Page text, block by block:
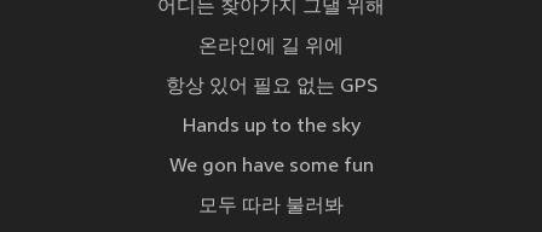
어디든 찾아가지 그댈 위해
온라인에 길 위에
항상 있어 필요 없는 GPS
Hands up to the sky
We gon have some fun
모두 따라 불러봐